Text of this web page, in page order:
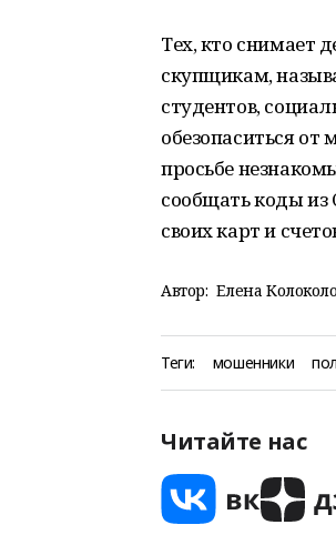
Тех, кто снимает
скупщикам,
студентов,
обезопаситься
просьбе
сообщать коды
своих карт и
Автор: Елена
Теги: мошенники
Читайте нас